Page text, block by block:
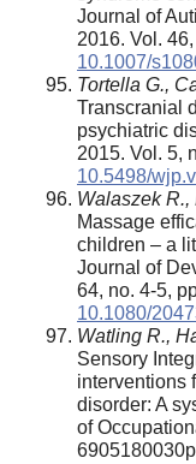
Journal of
2016. Vol.
10.1007/
Tortella G.,
Transcranial
psychiatric
2015. Vol. 5,
10.5498/
Walaszek R.,
Massage
children – a
Journal of
64, no. 4-5,
10.1080/
Watling R.,
Sensory
interventions
disorder: A
of